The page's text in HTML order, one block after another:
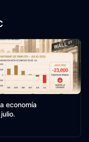
economía